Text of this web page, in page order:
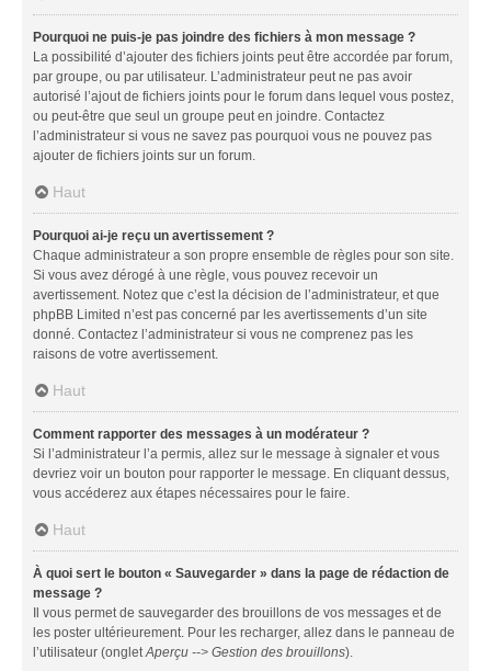
Pourquoi ne puis-je pas joindre des fichiers à mon message ?
La possibilité d’ajouter des fichiers joints peut être accordée par forum,
par groupe, ou par utilisateur. L’administrateur peut ne pas avoir
autorisé l’ajout de fichiers joints pour le forum dans lequel vous postez,
ou peut-être que seul un groupe peut en joindre. Contactez
l’administrateur si vous ne savez pas pourquoi vous ne pouvez pas
ajouter de fichiers joints sur un forum.
Haut
Pourquoi ai-je reçu un avertissement ?
Chaque administrateur a son propre ensemble de règles pour son site.
Si vous avez dérogé à une règle, vous pouvez recevoir un
avertissement. Notez que c’est la décision de l’administrateur, et que
phpBB Limited n’est pas concerné par les avertissements d’un site
donné. Contactez l’administrateur si vous ne comprenez pas les
raisons de votre avertissement.
Haut
Comment rapporter des messages à un modérateur ?
Si l’administrateur l’a permis, allez sur le message à signaler et vous
devriez voir un bouton pour rapporter le message. En cliquant dessus,
vous accéderez aux étapes nécessaires pour le faire.
Haut
À quoi sert le bouton « Sauvegarder » dans la page de rédaction de
message ?
Il vous permet de sauvegarder des brouillons de vos messages et de
les poster ultérieurement. Pour les recharger, allez dans le panneau de
l’utilisateur (onglet Aperçu --> Gestion des brouillons).